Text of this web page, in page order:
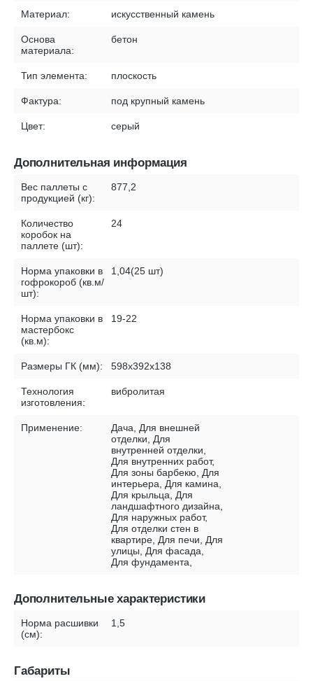
Материал: искусственный камень
Основа
материала:
бетон
Тип элемента: плоскость
Фактура: под крупный камень
Цвет: серый
Дополнительная информация
Вес паллеты с
продукцией (кг):
877,2
Количество
коробок на
паллете (шт):
24
Норма упаковки в
гофрокороб (кв.м/
шт):
1,04(25 шт)
Норма упаковки в
мастербокс
(кв.м):
19-22
Размеры ГК (мм): 598х392х138
Технология
изготовления:
вибролитая
Применение:
Дача, Для внешней
отделки, Для
внутренней отделки,
Для внутренних работ,
Для зоны барбекю, Для
интерьера, Для камина,
Для крыльца, Для
ландшафтного дизайна,
Для наружных работ,
Для отделки стен в
квартире, Для печи, Для
улицы, Для фасада,
Для фундамента,
Дополнительные характеристики
Норма расшивки
(см):
1,5
Габариты